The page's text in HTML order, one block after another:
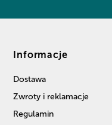
Informacje
Dostawa
Zwroty i reklamacje
Regulamin